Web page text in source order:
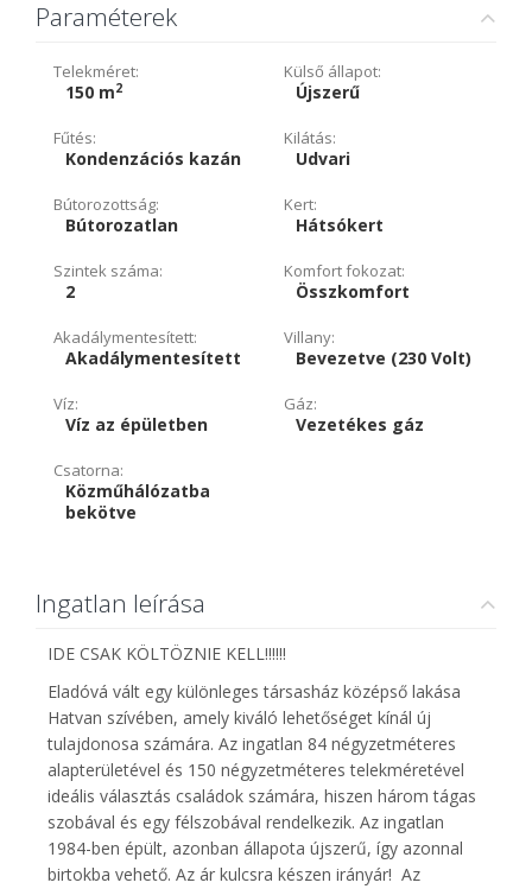
Paraméterek
Telekméret:
150 m2
Külső állapot:
Újszerű
Fűtés:
Kondenzációs kazán
Kilátás:
Udvari
Bútorozottság:
Bútorozatlan
Kert:
Hátsókert
Szintek száma:
2
Komfort fokozat:
Összkomfort
Akadálymentesített:
Akadálymentesített
Villany:
Bevezetve (230 Volt)
Víz:
Víz az épületben
Gáz:
Vezetékes gáz
Csatorna:
Közműhálózatba
bekötve
Ingatlan leírása
IDE CSAK KÖLTÖZNIE KELL!!!!!!
Eladóvá vált egy különleges társasház középső lakása
Hatvan szívében, amely kiváló lehetőséget kínál új
tulajdonosa számára. Az ingatlan 84 négyzetméteres
alapterületével és 150 négyzetméteres telekméretével
ideális választás családok számára, hiszen három tágas
szobával és egy félszobával rendelkezik. Az ingatlan
1984-ben épült, azonban állapota újszerű, így azonnal
birtokba vehető. Az ár kulcsra készen irányár! Az